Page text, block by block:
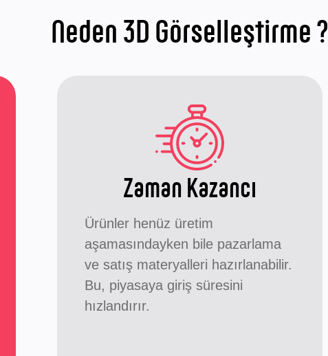
Neden 3D Görselleştirme ?
Zaman Kazancı
Ürünler henüz üretim
aşamasındayken bile pazarlama
ve satış materyalleri hazırlanabilir.
Bu, piyasaya giriş süresini
hızlandırır.